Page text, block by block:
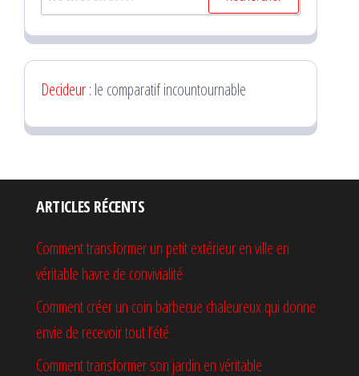
Decideur: le comparatif incountournable
ARTICLES RÉCENTS
Comment transformer un petit extérieur en ville en
véritable havre de convivialité
Comment créer un coin barbecue chaleureux qui donne
envie de recevoir tout l’été
Comment transformer son jardin en véritable